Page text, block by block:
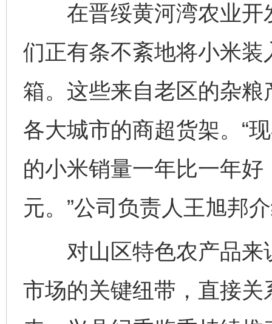
在晋绥黄河湾农业开
们正有条不紊地将小米
箱。这些来自老区的杂
各大城市的商超货架。“
的小米销量一年比一年
元。”公司负责人王旭邦
对山区特色农产品来
市场的关键纽带，直接